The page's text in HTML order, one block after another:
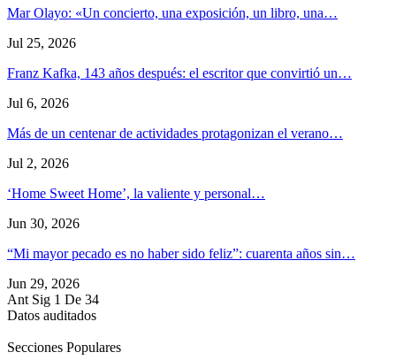
Mar Olayo: «Un concierto, una exposición, un libro, una…
Jul 25, 2026
Franz Kafka, 143 años después: el escritor que convirtió un…
Jul 6, 2026
Más de un centenar de actividades protagonizan el verano…
Jul 2, 2026
‘Home Sweet Home’, la valiente y personal…
Jun 30, 2026
“Mi mayor pecado es no haber sido feliz”: cuarenta años sin…
Jun 29, 2026
Ant Sig 1 De 34
Datos auditados
Secciones Populares